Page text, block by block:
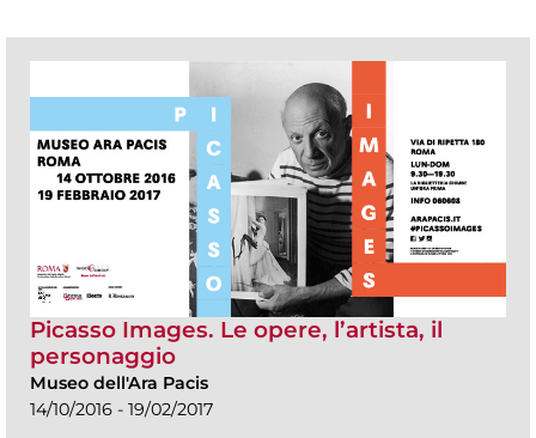
Picasso Images. Le opere, l’artista, il
personaggio
Museo dell'Ara Pacis
14/10/2016 - 19/02/2017